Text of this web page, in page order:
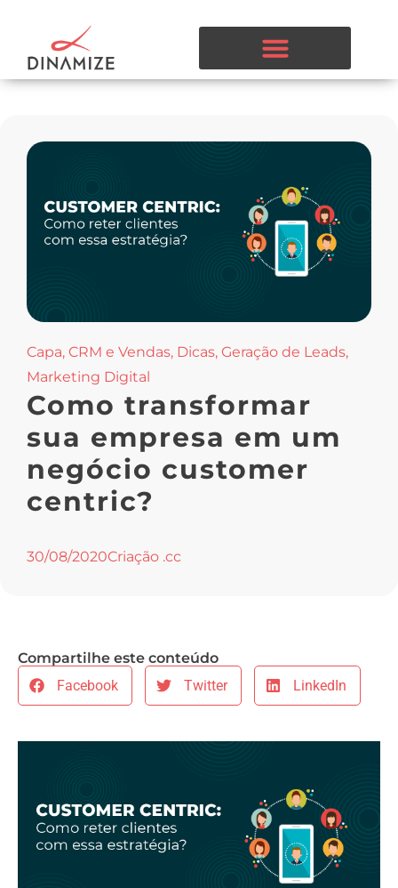
Capa, CRM e Vendas, Dicas, Geração de Leads,
Marketing Digital
Como transformar
sua empresa em um
negócio customer
centric?
30/08/2020Criação .cc
Compartilhe este conteúdo
Facebook
Twitter LinkedIn